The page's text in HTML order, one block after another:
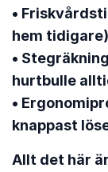
•
hem tidigare)
•
hurtbulle
•
knappast
Allt det här